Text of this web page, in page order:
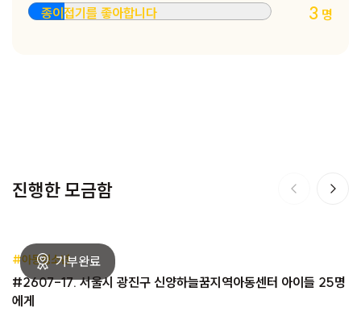
종이접기를 좋아합니다 3 명
진행한 모금함
#아동청소년
#2607-17. 서울시 광진구 신양하늘꿈지역아동센터 아이들 25명
에게